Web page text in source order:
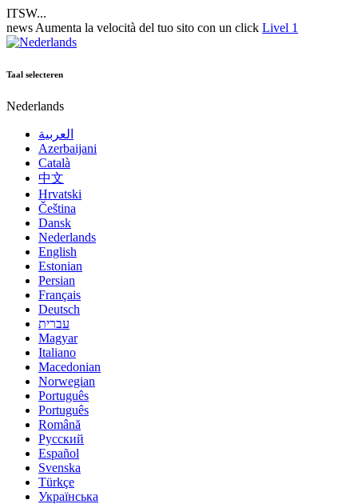
ITSW...
news Aumenta la velocità del tuo sito con un click Livel 1
Taal selecteren
Nederlands
العربية
Azerbaijani
Català
中文
Hrvatski
Čeština
Dansk
Nederlands
English
Estonian
Persian
Français
Deutsch
עברית
Magyar
Italiano
Macedonian
Norwegian
Português
Português
Română
Русский
Español
Svenska
Türkçe
Українська